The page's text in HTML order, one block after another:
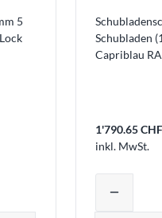
5
den Warenkorb
Schubladen
Capriblau
1'790.65 CHF
inkl. MwSt.
remove